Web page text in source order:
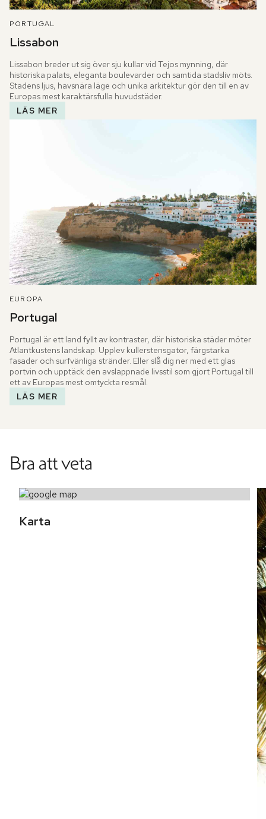
PORTUGAL
Lissabon
Lissabon breder ut sig över sju kullar vid Tejos mynning, där
historiska palats, eleganta boulevarder och samtida stadsliv möts.
Stadens ljus, havsnära läge och unika arkitektur gör den till en av
Europas mest karaktärsfulla huvudstäder.
LÄS MER
EUROPA
Portugal
Portugal är ett land fyllt av kontraster, där historiska städer möter
Atlantkustens landskap. Upplev kullerstensgator, färgstarka
fasader och surfvänliga stränder. Eller slå dig ner med ett glas
portvin och upptäck den avslappnade livsstil som gjort Portugal till
ett av Europas mest omtyckta resmål.
LÄS MER
Bra att veta